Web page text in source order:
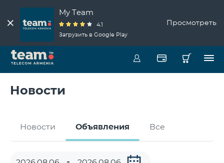
My Team
4.1
Загрузить в Google Play
Просмотреть
Новости
Новости Объявления Все